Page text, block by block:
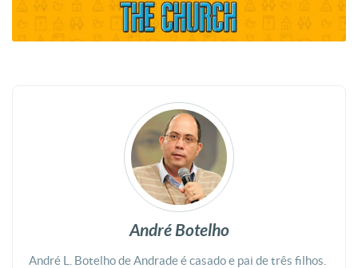
André Botelho
André L. Botelho de Andrade é casado e pai de três filhos.